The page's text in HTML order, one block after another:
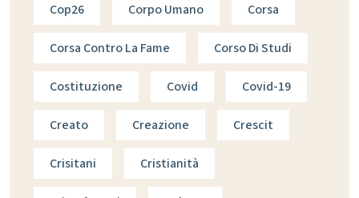
Cop26 Corpo Umano Corsa
Corsa Contro La Fame Corso Di Studi
Costituzione Covid Covid-19
Creato Creazione Crescit
Crisitani Cristianità